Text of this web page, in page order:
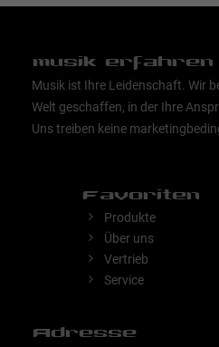
musik erfahren
Musik ist Ihre Leidenschaft. Wir
Welt geschaffen, in der Ihre
Uns treiben keine
Favoriten
Produkte
Über uns
Vertrieb
Service
Adresse